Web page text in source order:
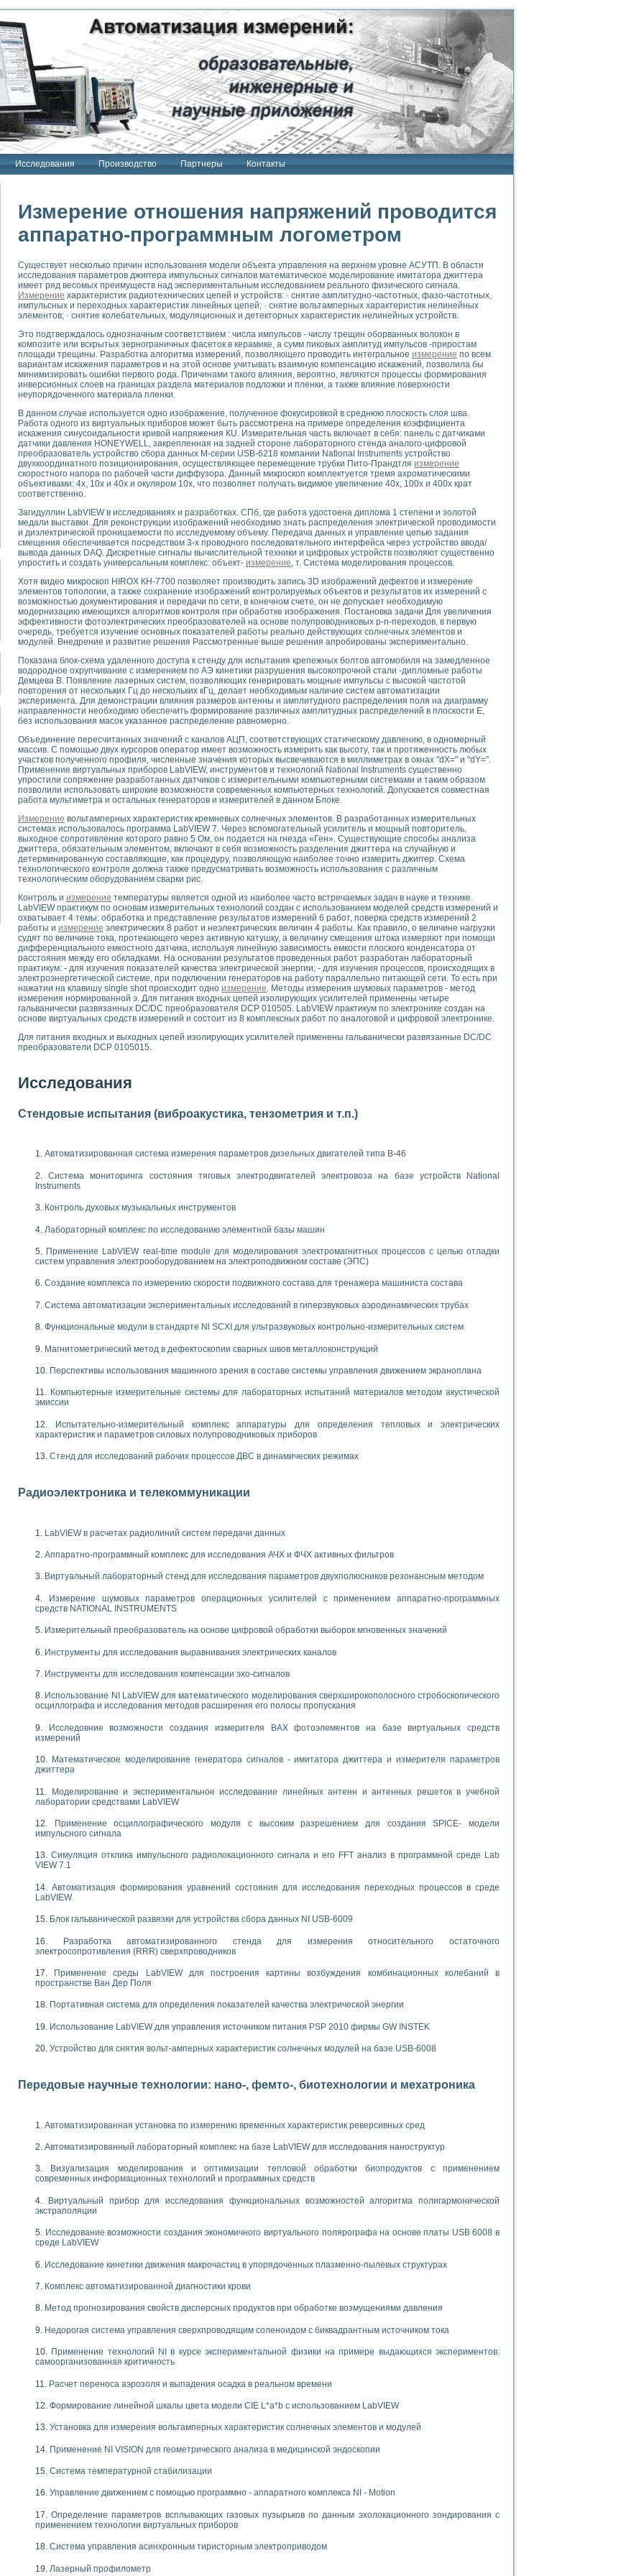
Исследования Производство Партнеры Контакты
"Сигнал-USB"
Интроскан
система
USB"
терапии серии СКАН
тензометрия и т.п.)
измерения параметров дизельных двигателей типа В-46
тяговых электродвигателей электровоза на базе устройств National Instruments
инструментов
элементной базы машин
module для моделирования электромагнитных процессов с целью отладки систем управления электрооборудованием на электроподвижном составе
скорости подвижного состава для тренажера машиниста состава
исследований в гиперзвуковых аэродинамических трубах
Nl SCXI для ультразвуковых контрольно-измерительных систем
сварных швов металлоконструкций
зрения в составе системы управления движением экраноплана
системы для лабораторных испытаний материалов методом акустической эмиссии
комплекс аппаратуры для определения тепловых и электрических характеристик и параметров силовых полупроводниковых приборов
процессов ДВС в динамических режимах
систем передачи данных
для исследования АЧХ и ФЧХ активных фильтров
для исследования параметров двухполюсников резонансным методом
операционных усилителей с применением аппаратно-программных средств NATIONAL INSTRUMENTS
на основе цифровой обработки выборок мгновенных значений
выравнивания электрических каналов
компенсации эхо-сигналов
математического моделирования сверхширокополосного стробоскопического осциллографа и исследования методов расширения его полосы
измерителя ВАХ фотоэлементов на базе виртуальных средств измерений
генератора сигналов - имитатора джиттера и измерителя параметров джиттера
исследование линейных антенн и антенных решеток в учебной лаборатории средствами LabVIEW
модуля с высоким разрешением для создания SPICE- модели импульсного сигнала
радиолокационного сигнала и его FFT анализ в программной среде Lab VIEW 7.1
уравнений состояния для исследования переходных процессов в среде LabVIEW
для устройства сбора данных NI USB-6009
стенда для измерения относительного остаточного электросопротивления (RRR) сверхпроводников
построения картины возбуждения комбинационных колебаний в пространстве Ван Дер Поля
показателей качества электрической энергии
управления источником питания PSP 2010 фирмы GW INSTEK
характеристик солнечных модулей на базе USB-6008
нано-, фемто-, биотехнологии и мехатроника
по измерению временных характеристик реверсивных сред
комплекс на базе LabVIEW для исследования наноструктур
и оптимизации тепловой обработки биопродуктов с применением современных информационных технологий и программных средств
функциональных возможностей алгоритма полигармонической экстраполяции
экономичного виртуального полярографа на основе платы USB 6008 в среде LabVIEW
макрочастиц в упорядоченных плазменно-пылевых структурах
диагностики крови
дисперсных продуктов при обработке возмущениями давления
сверхпроводящим соленоидом с биквадрантным источником тока
экспериментальной физики на примере выдающихся экспериментов: самоорганизованная критичность
выпадения осадка в реальном времени
цвета модели CIE L*a*b с использованием LabVIEW
характеристик солнечных элементов и модулей
анализа в медицинской эндоскопии
программно - аппаратного комплекса NI - Motion
стенда для исследования плазменных процессов синтеза нанопорошков
свойств сегнетоэлектриков методом тепловых шумов
импедансный томограф на базе платы сбора данных PCI 6052E
металлообрабатывающих станков
процессов получения дисперсных продуктов на основе виртуальных приборов
зрения для контроля образцов
переходных процессов при коротких замыканиях в узлах электрических нагрузок
обучающих информационных систем и тренажеров для персонала химических предприятий
и защиты ускорителя ЛУЭ-200
среды специальной барокамеры
с использованием среды графического программирования LabVIEW для моделирования типовых химико-технологических процессов
термотрансферной маркировки изделий
исследований на базе LabVIEW
для исследова¬ния электрофизических свойств аморфного гидрогенизированного карбида кремния (A-SIC:H)
переходных характеристик асинхронных двигателей при пуске
швов на базе технологий фирмы NATIONAL INSTRUMENTS
неиндустриальных камер в производственных условиях
стенда по измерению профиля зеркальной антенны и построению диаграммы направленности
в процесе изучения специальных дисциплин в технических колледжах
WORKBENCH-MULTISIM для электротехнической подготовки инженеров-неэлектриков
на основе LabVIEW
для создания лабораторного практикума по измерениям магнитных величин
«Изучение магнитных свойств ферромагнетиков. Петля гистерезиса» с использованием графической среды программирования LabVIEW
интерфейсов обмена по протоколам RS232 и GPIB / имитатор оконечного устройства по интерфейсу RS232
адиабатического расширения газов
результатов измерительного экспримента
Назначение. Состав. Возможности
INSTRUMENTS для создания систем автоматизированного лабораторного практикума
и корреляционный анализ"
принципа действия универсального цифрового вольтметра
для изучения технологии выращивания полупроводниковых и оптических монокристаллов
для исследования АЧХ и ФЧХ активных фильтров
лабораторный практикум по курсу «радиотехнические цепи и сигналы»
одномерных сигналов на основе алгоритма полигармонической экстраполяции
INSTRUMENTS в операционной системе LINUX
принципа действия универсального цифрового вольтметра
«Моделирование систем» и «Автоматизация проектирования систем и средств управления»
информационно-измерительным системам (ИИС)
теории Коммутации
работы «Имитационное моделирование погрешностей канала измерения температуры» в среде LabVIEW
в среде LabVIEW
решателей обыкновенных дифференциальных уравнений инструментальных систем моделирования
практикумов на кафедре информационных систем МИРЭА
образования и подготовки преподавателей для работы в ИКТ насыщенной среде
по электротехнике в среде MULTISIM
программе «Прикладная физика и физическая информатика» инновационного образовательного проекта РУДН
электромагнитного поля для испытаний изделий авионики
ИИС на базе оборудования NI CompactDAQ
Измерение отношения напряжений проводится
аппаратно-программным логометром
Существует несколько причин использования модели объекта управления на верхнем уровне АСУТП. В области
исследования параметров джиггера импульсных сигналов математическое моделирование имитатора джиттера
имеет ряд весомых преимуществ над экспериментальным исследованием реального физического сигнала.
Измерение характеристик радиотехнических цепей и устройств: · снятие амплитудно-частотных, фазо-частотных,
импульсных и переходных характеристик линейных цепей; · снятие вольтамперных характеристик нелинейных
элементов; · снятие колебательных, модуляционных и детекторных характеристик нелинейных устройств.
Это подтверждалось однозначным соответствием : числа импульсов - числу трещин оборванных волокон в
композите или вскрытых зернограничных фасеток в керамике, а сумм пиковых амплитуд импульсов -приростам
площади трещины. Разработка алгоритма измерений, позволяющего проводить интегральное измерение по всем
вариантам искажения параметров и на этой основе учитывать взаимную компенсацию искажений, позволила бы
минимизировать ошибки первого рода. Причинами такого влияния, вероятно, являются процессы формирования
инверсионных слоев на границах раздела материалов подложки и пленки, а также влияние поверхности
неупорядоченного материала пленки.
В данном случае используется одно изображение, полученное фокусировкой в среднюю плоскость слоя шва.
Работа одного из виртуальных приборов может быть рассмотрена на примере определения коэффициента
искажения синусоидальности кривой напряжения КU. Измерительная часть включает в себя: панель с датчиками
датчики давления HONEYWELL, закрепленная на задней стороне лабораторного стенда аналого-цифровой
преобразователь устройство сбора данных М-серии USB-6218 компании National Instruments устройство
двухкоординатного позиционирования, осуществляющее перемещение трубки Пито-Прандтля измерение
скоростного напора по рабочей части диффузора. Данный микроскоп комплектуется тремя ахроматическими
объективами: 4х, 10х и 40х и окуляром 10х, что позволяет получать видимое увеличение 40х, 100х и 400х крат
соответственно.
Загидуллин LabVIEW в исследованиях и разработках. СПб, где работа удостоена диплома 1 степени и золотой
медали выставки. Для реконструкции изображений необходимо знать распределения электрической проводимости
и диэлектрической проницаемости по исследуемому объему. Передача данных и управление цепью задания
смещения обеспечивается посредством 3-х проводного последовательного интерфейса через устройство ввода/
вывода данных DAQ. Дискретные сигналы вычислительной техники и цифровых устройств позволяют существенно
упростить и создать универсальным комплекс: объект- измерение , т. Система моделирования процессов.
Хотя видео микроскоп HIROX КН-7700 позволяет производить запись 3D изображений дефектов и измерение
элементов топологии, а также сохранение изображений контролируемых объектов и результатов их измерений с
возможностью документирования и передачи по сети, в конечном счете, он не допускает необходимую
модернизацию имеющихся алгоритмов контроля при обработке изображения. Постановка задачи Для увеличения
эффективности фотоэлектрических преобразователей на основе полупроводниковых p-n-переходов, в первую
очередь, требуется изучение основных показателей работы реально действующих солнечных элементов и
модулей. Внедрение и развитие решения Рассмотренные выше решения апробированы экспериментально.
Показана блок-схема удаленного доступа к стенду для испытания крепежных болтов автомобиля на замедленное
водородное охрупчивание с измерением по АЭ кинетики разрушения высокопрочной стали -дипломные работы
Демцева В. Появление лазерных систем, позволяющих генерировать мощные импульсы с высокой частотой
повторения от нескольких Гц до нескольких кГц, делает необходимым наличие систем автоматизации
эксперимента. Для демонстрации влияния размеров антенны и амплитудного распределения поля на диаграмму
направленности необходимо обеспечить формирование различных амплитудных распределений в плоскости Е,
без использования масок указанное распределение равномерно.
Объединение пересчитанных значений с каналов АЦП, соответствующих статическому давлению, в одномерный
массив. С помощью двух курсоров оператор имеет возможность измерить как высоту, так и протяженность любых
участков полученного профиля, численные значения которых высвечиваются в миллиметрах в окнах "dX=" и "dY=".
Применение виртуальных приборов LabVIEW, инструментов и технологий National Instruments существенно
упростили сопряжение разработанных датчиков с измерительными компьютерными системами и таким образом
позволили использовать широкие возможности современных компьютерных технологий. Допускается совместная
работа мультиметра и остальных генераторов и измерителей в данном Блоке.
Измерение вольтамперных характеристик кремневых солнечных элементов. В разработанных измерительных
системах использовалось программа LabVIEW 7. Через вспомогательный усилитель и мощный повторитель,
выходное сопротивление которого равно 5 Ом, он подается на гнезда «Ген». Существующие способы анализа
джиттера, обязательным элементом, включают в себя возможность разделения джиттера на случайную и
детерминированную составляющие, как процедуру, позволяющую наиболее точно измерить джиггер. Схема
технологического контроля должна также предусматривать возможность использования с различным
технологическим оборудованием сварки рис.
Контроль и измерение температуры является одной из наиболее часто встречаемых задач в науке и технике.
LabVIEW практикум по основам измерительных технологий создан с использованием моделей средств измерений и
охватывает 4 темы: обработка и представление результатов измерений 6 работ, поверка средств измерений 2
работы и измерение электрических 8 работ и неэлектрических величин 4 работы. Как правило, о величине нагрузки
судят по величине тока, протекающего через активную катушку, а величину смещения штока измеряют при помощи
дифференциального емкостного датчика, используя линейную зависимость емкости плоского конденсатора от
расстояния между его обкладками. На основании результатов проведенных работ разработан лабораторный
практикум: - для изучения показателей качества электрической энергии; - для изучения процессов, происходящих в
электроэнергетической системе, при подключении генераторов на работу параллельно питающей сети. То есть при
нажатии на клавишу single shot происходит одно измерение . Методы измерения шумовых параметров - метод
измерения нормированной э. Для питания входных цепей изолирующих усилителей применены четыре
гальванически развязанных DC/DC преобразователя DCP 010505. LabVIEW практикум по электронике создан на
основе виртуальных средств измерений и состоит из 8 комплексных работ по аналоговой и цифровой электронике.
Для питания входных и выходных цепей изолирующих усилителей применены гальванически развязанные DC/DC
преобразователи DCP 0105015.
Исследования
Стендовые испытания (виброакустика, тензометрия и т.п.)
Автоматизированная система измерения параметров дизельных двигателей типа В-46
Система мониторинга состояния тяговых электродвигателей электровоза на базе устройств National
Instruments
Контроль духовых музыкальных инструментов
Лабораторный комплекс по исследованию элементной базы машин
Применение LabVIEW real-time module для моделирования электромагнитных процессов с целью отладки
систем управления электрооборудованием на электроподвижном составе (ЭПС)
Создание комплекса по измерению скорости подвижного состава для тренажера машиниста состава
Система автоматизации экспериментальных исследований в гиперзвуковых аэродинамических трубах
Функциональные модули в стандарте Nl SCXI для ультразвуковых контрольно-измерительных систем
Магнитометрический метод в дефектоскопии сварных швов металлоконструкций
Перспективы использования машинного зрения в составе системы управления движением экраноплана
Компьютерные измерительные системы для лабораторных испытаний материалов методом акустической
эмиссии
Испытательно-измерительный комплекс аппаратуры для определения тепловых и электрических
характеристик и параметров силовых полупроводниковых приборов
Стенд для исследований рабочих процессов ДВС в динамических режимах
Радиоэлектроника и телекоммуникации
LabVIEW в расчетах радиолиний систем передачи данных
Аппаратно-программный комплекс для исследования АЧХ и ФЧХ активных фильтров
Виртуальный лабораторный стенд для исследования параметров двухполюсников резонансным методом
Измерение шумовых параметров операционных усилителей с применением аппаратно-программных
средств NATIONAL INSTRUMENTS
Измерительный преобразователь на основе цифровой обработки выборок мгновенных значений
Инструменты для исследования выравнивания электрических каналов
Инструменты для исследования компенсации эхо-сигналов
Использование NI LabVIEW для математического моделирования сверхширокополосного стробоскопического
осциллографа и исследования методов расширения его полосы пропускания
Исследовние возможности создания измерителя ВАХ фотоэлементов на базе виртуальных средств
измерений
Математическое моделирование генератора сигналов - имитатора джиттера и измерителя параметров
джиттера
Моделирование и экспериментальное исследование линейных антенн и антенных решеток в учебной
лаборатории средствами LabVIEW
Применение осциллографического модуля с высоким разрешением для создания SPICE- модели
импульсного сигнала
Симуляция отклика импульсного радиолокационного сигнала и его FFT анализ в программной среде Lab
VIEW 7.1
Автоматизация формирования уравнений состояния для исследования переходных процессов в среде
LabVIEW
Блок гальванической развязки для устройства сбора данных NI USB-6009
Разработка автоматизированного стенда для измерения относительного остаточного
электросопротивления (RRR) сверхпроводников
Применение среды LabVIEW для построения картины возбуждения комбинационных колебаний в
пространстве Ван Дер Поля
Портативная система для определения показателей качества электрической энергии
Использование LabVIEW для управления источником питания PSP 2010 фирмы GW INSTEK
Устройство для снятия вольт-амперных характеристик солнечных модулей на базе USB-6008
Передовые научные технологии: нано-, фемто-, биотехнологии и мехатроника
Автоматизированная установка по измерению временных характеристик реверсивных сред
Автоматизированный лабораторный комплекс на базе LabVIEW для исследования наноструктур
Визуализация моделирования и оптимизации тепловой обработки биопродуктов с применением
современных информационных технологий и программных средств
Виртуальный прибор для исследования функциональных возможностей алгоритма полигармонической
экстраполяции
Исследование возможности создания экономичного виртуального полярографа на основе платы USB 6008 в
среде LabVIEW
Исследование кинетики движения макрочастиц в упорядоченных плазменно-пылевых структурах
Комплекс автоматизированной диагностики крови
Метод прогнозирования свойств дисперсных продуктов при обработке возмущениями давления
Недорогая система управления сверхпроводящим соленоидом с биквадрантным источником тока
Применение технологий NI в курсе экспериментальной физики на примере выдающихся экспериментов:
самоорганизованная критичность
Расчет переноса аэрозоля и выпадения осадка в реальном времени
Формирование линейной шкалы цвета модели CIE L*a*b с использованием LabVIEW
Установка для измерения вольтамперных характеристик солнечных элементов и модулей
Применение NI VISION для геометрического анализа в медицинской эндоскопии
Система температурной стабилизации
Управление движением с помощью программно - аппаратного комплекса NI - Motion
Определение параметров всплывающих газовых пузырьков по данным эхолокационного зондирования с
применением технологии виртуальных приборов
Система управления асинхронным тиристорным электроприводом
Лазерный профилометр